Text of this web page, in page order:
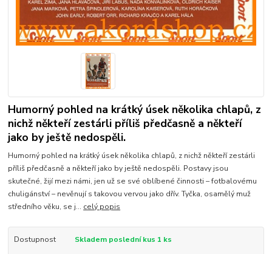
Humorný pohled na krátký úsek několika chlapů, z
nichž někteří zestárli příliš předčasně a někteří
jako by ještě nedospěli.
Humorný pohled na krátký úsek několika chlapů, z nichž někteří zestárli
příliš předčasně a někteří jako by ještě nedospěli. Postavy jsou
skutečné, žijí mezi námi, jen už se své oblíbené činnosti – fotbalovému
chuligánství – nevěnují s takovou vervou jako dřív. Tyčka, osamělý muž
středního věku, se j... celý popis
Dostupnost Skladem poslední kus 1 ks